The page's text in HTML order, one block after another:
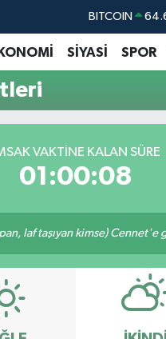
BITCOIN
DOLAR
EURO
SİYASİ SPOR
VAKTINE KALAN SÜRE
01:00:07
laf taşıyan kimse) Cennet'e